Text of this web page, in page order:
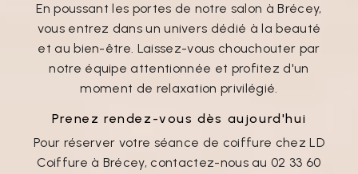
En poussant les portes de notre salon à Brécey,
vous entrez dans un univers dédié à la beauté
et au bien-être. Laissez-vous chouchouter par
notre équipe attentionnée et profitez d'un
moment de relaxation privilégié.
Prenez rendez-vous dès aujourd'hui
Pour réserver votre séance de coiffure chez LD
Coiffure à Brécey, contactez-nous au 02 33 60